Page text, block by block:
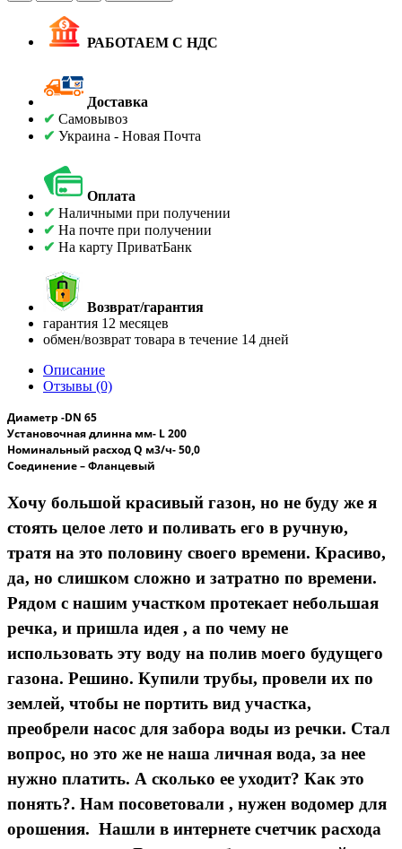
РАБОТАЕМ С НДС
Доставка
✔ Самовывоз
✔ Украина - Новая Почта
Оплата
✔ Наличными при получении
✔ На почте при получении
✔ На карту ПриватБанк
Возврат/гарантия
гарантия 12 месяцев
обмен/возврат товара в течение 14 дней
Описание
Отзывы (0)
Диаметр -DN 65
Установочная длинна мм- L 200
Номинальный расходQ м3/ч- 50,0
Соединение – Фланцевый
Хочу большой красивый газон, но не буду же я
стоять целое лето и поливать его в ручную,
тратя на это половину своего времени. Красиво,
да, но слишком сложно и затратно по времени.
Рядом с нашим участком протекает небольшая
речка, и пришла идея , а по чему не
использовать эту воду на полив моего будущего
газона. Решино. Купили трубы, провели их по
землей, чтобы не портить вид участка,
преобрели насос для забора воды из речки. Стал
вопрос, но это же не наша личная вода, за нее
нужно платить. А сколько ее уходит? Как это
понять?. Нам посоветовали , нужен водомер для
орошения. Нашли в интернете счетчик расхода